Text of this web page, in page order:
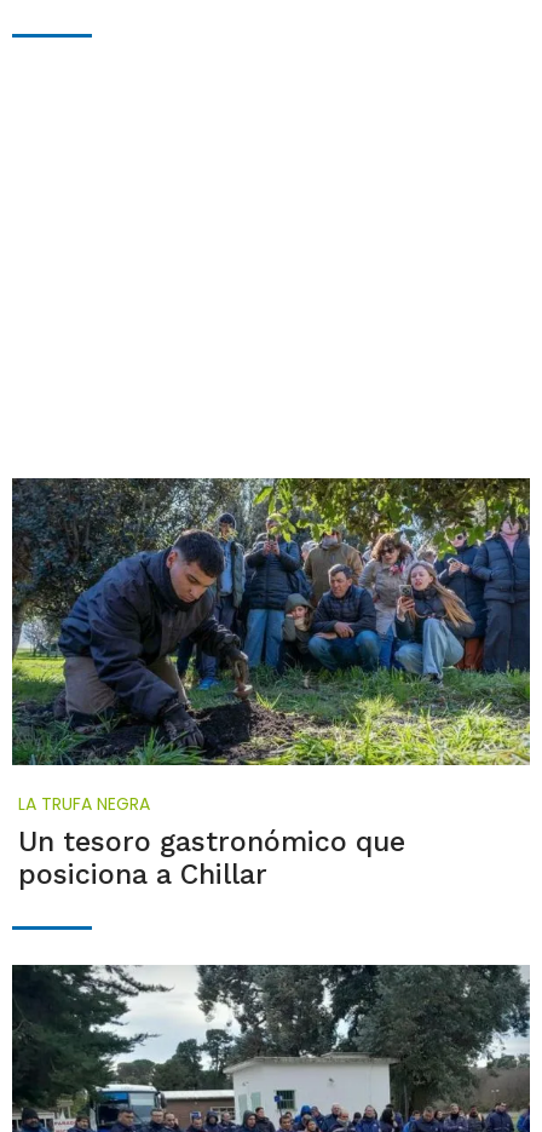
LA TRUFA NEGRA
Un tesoro gastronómico que
posiciona a Chillar